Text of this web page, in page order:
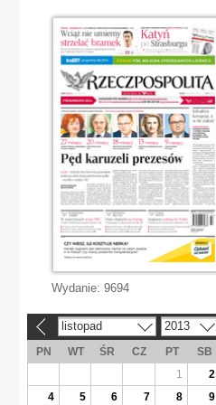
Wydanie: 9694
listopad 2013
PN WT ŚR CZ PT SB
1
2
4
5 6 7 8 9